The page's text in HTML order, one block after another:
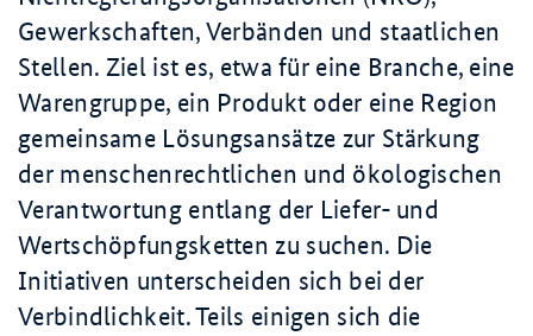
Gewerkschaften, Verbänden und staatlichen
Stellen. Ziel ist es, etwa für eine Branche, eine
Warengruppe, ein Produkt oder eine Region
gemeinsame Lösungsansätze zur Stärkung
der menschenrechtlichen und ökologischen
Verantwortung entlang der Liefer- und
Wertschöpfungsketten zu suchen. Die
Initiativen unterscheiden sich bei der
Verbindlichkeit. Teils einigen sich die